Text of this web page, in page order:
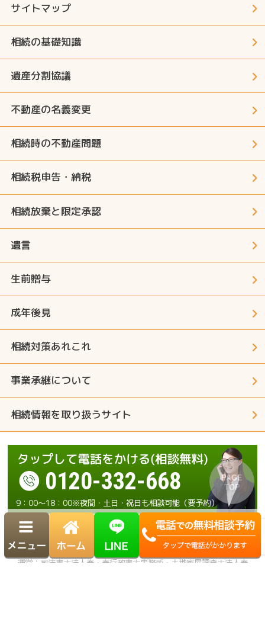
サイトマップ
相続の基礎知識
遺産分割協議
不動産の名義変更
相続時の不動産問題
相続税申告・納税
相続放棄と限定承認
遺言
生前贈与
成年後見
相続対策あれこれ
事業承継について
相続情報を取り扱うサイト
0120-332-668
9：00～18：00※夜間・土日・祝日も相談可能（要予約）
運営：司法書士法人奏・奏行政書士事務所・土地家屋調査士法人奏